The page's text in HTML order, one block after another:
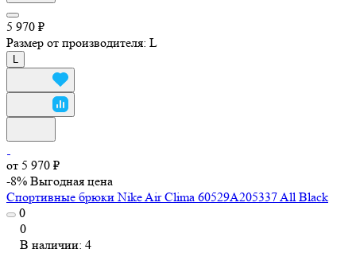
5 970 ₽
Размер от производителя: L
от 5 970 ₽
-8% Выгодная цена
Спортивные брюки Nike Air Clima 60529A205337 All Black
0
0
В наличии: 4